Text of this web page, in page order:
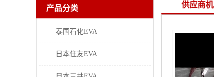
产品分类
泰国石化EVA
日本住友EVA
供应商机